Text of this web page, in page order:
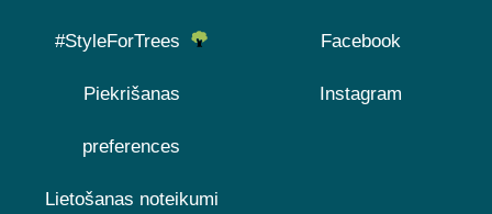
#StyleForTrees
Piekrišanas
preferences
Lietošanas noteikumi
Facebook
Instagram